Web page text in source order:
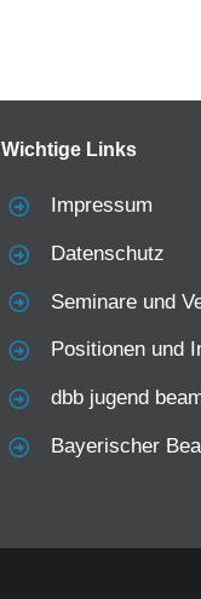
Wichtige Links
Impressum
Datenschutz
Seminare und
Positionen und
dbb jugend
Bayerischer